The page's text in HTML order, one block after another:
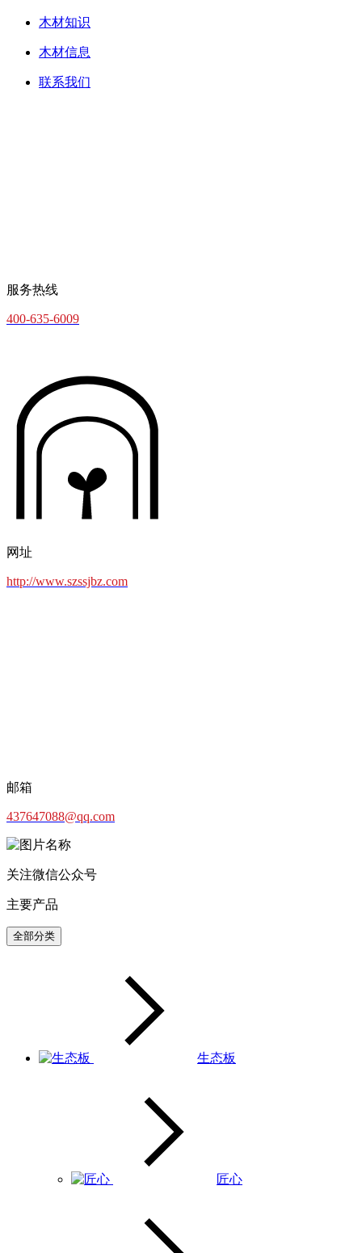
木材知识
木材信息
联系我们
服务热线
400-635-6009
网址
http://www.szssjbz.com
邮箱
437647088@qq.com
关注微信公众号
主要产品
全部分类
生态板
匠心